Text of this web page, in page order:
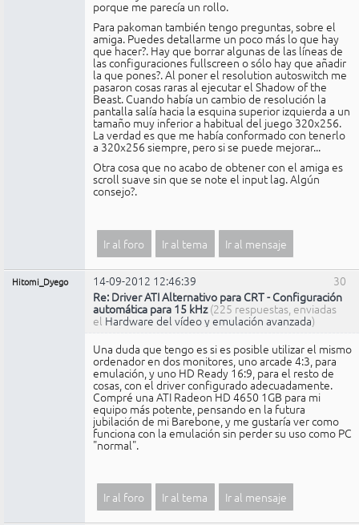
porque me parecía un rollo.
Para pakoman también tengo preguntas, sobre el
amiga. Puedes detallarme un poco más lo que hay
que hacer?. Hay que borrar algunas de las líneas de
las configuraciones fullscreen o sólo hay que añadir
la que pones?. Al poner el resolution autoswitch me
pasaron cosas raras al ejecutar el Shadow of the
Beast. Cuando había un cambio de resolución la
pantalla salía hacia la esquina superior izquierda a un
tamaño muy inferior a habitual del juego 320x256.
La verdad es que me había conformado con tenerlo
a 320x256 siempre, pero si se puede mejorar...
Otra cosa que no acabo de obtener con el amiga es
scroll suave sin que se note el input lag. Algún
consejo?.
Ir al foro Ir al tema Ir al mensaje
30
Hitomi_Dyego
14-09-2012 12:46:39
Re: Driver ATI Alternativo para CRT - Configuración
automática para 15 kHz (225 respuestas, enviadas
el Hardware del vídeo y emulación avanzada)
Una duda que tengo es si es posible utilizar el mismo
ordenador en dos monitores, uno arcade 4:3, para
emulación, y uno HD Ready 16:9, para el resto de
cosas, con el driver configurado adecuadamente.
Compré una ATI Radeon HD 4650 1GB para mi
equipo más potente, pensando en la futura
jubilación de mi Barebone, y me gustaría ver como
funciona con la emulación sin perder su uso como PC
"normal".
Ir al foro Ir al tema Ir al mensaje